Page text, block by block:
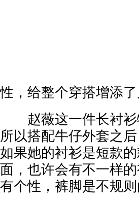
性，给整个穿搭增添了
赵薇这一件长衬衫
所以搭配牛仔外套之
如果她的衬衫是短款
面，也许会有不一样
有个性，裤脚是不规